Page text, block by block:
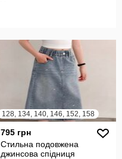
128, 134, 140, 146, 152, 158
795 грн
Стильна подовжена
джинсова спідниця